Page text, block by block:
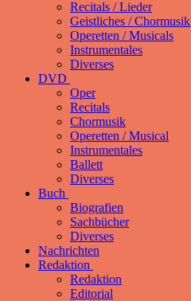
Recitals / Lieder
Geistliches / Chormusik
Operetten / Musicals
Instrumentales
Diverses
DVD
Oper
Recitals
Chormusik
Operetten / Musical
Instrumentales
Ballett
Diverses
Buch
Biografien
Sachbücher
Diverses
Nachrichten
Redaktion
Redaktion
Editorial